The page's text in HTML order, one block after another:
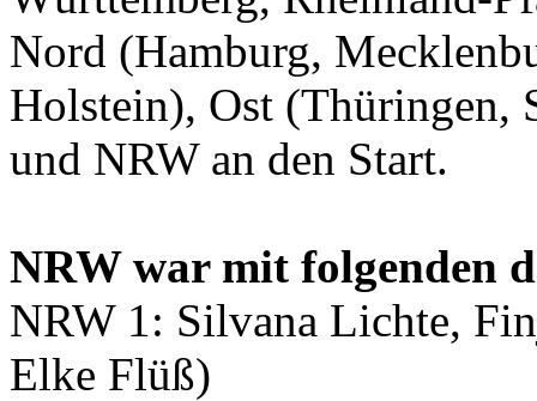
Nord (Hamburg,
Holstein), Ost (Thüringen,
und NRW an den Start.
NRW war mit folgenden
NRW 1: Silvana Lichte,
Elke Flüß)